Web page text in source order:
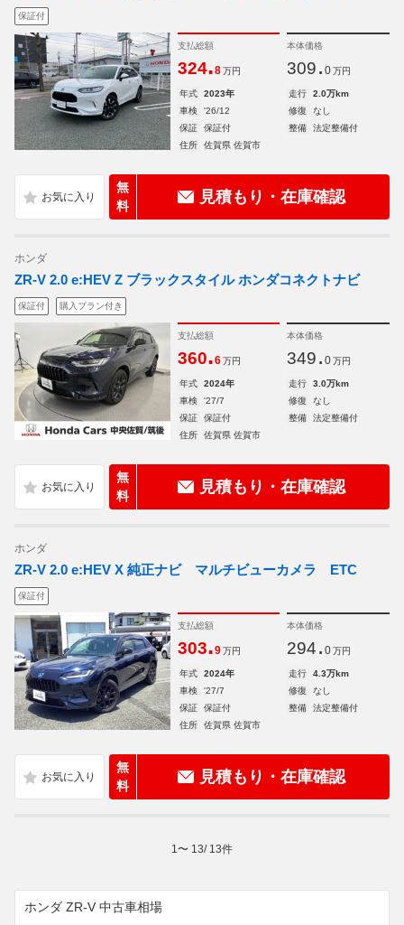
保証付
支払総額
324.8 万円
本体価格
309. 0 万円
年式 2023年 走行
2.0万km
車検
'26/12 修復
なし
保証
保証付 整備
法定整備付
住所
佐賀県 佐賀市
無
料
見積もり・在庫確認
ホンダ
ZR-V 2.0 e:HEV Z ブラックスタイル ホンダコネクトナビ
保証付 購入プラン付き
支払総額
360.6 万円
本体価格
349. 0 万円
年式 2024年 走行
3.0万km
車検
'27/7 修復
なし
保証
保証付 整備
法定整備付
住所
佐賀県 佐賀市
無
料
見積もり・在庫確認
ホンダ
ZR-V 2.0 e:HEV X 純正ナビ マルチビューカメラ ETC
保証付
支払総額
303.9 万円
本体価格
294. 0 万円
年式 2024年 走行
4.3万km
車検
'27/7 修復
なし
保証
保証付 整備
法定整備付
住所
佐賀県 佐賀市
無
料
見積もり・在庫確認
1 〜 13/ 13件
ホンダ ZR-V 中古車相場